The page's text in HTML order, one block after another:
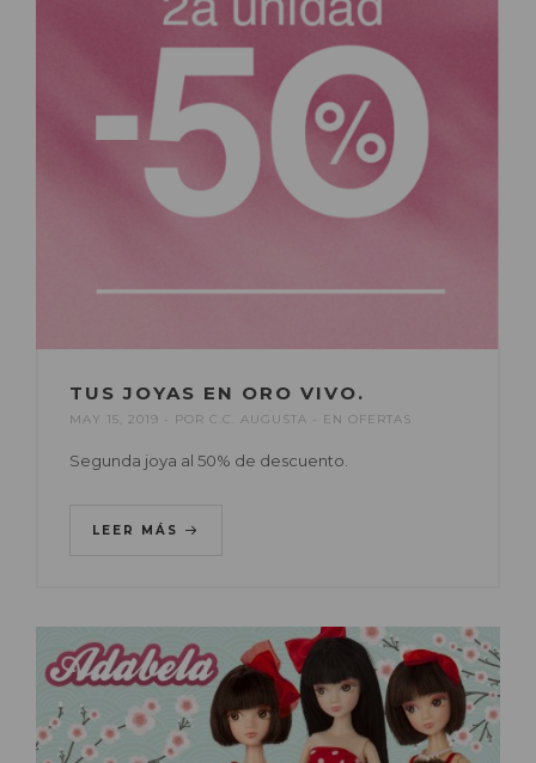
TUS JOYAS EN ORO VIVO.
MAY 15, 2019 POR C.C. AUGUSTA EN OFERTAS
Segunda joya al 50% de descuento.
LEER MÁS